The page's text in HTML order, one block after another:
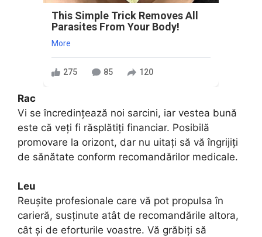
This Simple Trick Removes All
Parasites From Your Body!
More
275 85 120
Rac
Vi se încredințează noi sarcini, iar vestea bună
este că veți fi răsplătiți financiar. Posibilă
promovare la orizont, dar nu uitați să vă îngrijiți
de sănătate conform recomandărilor medicale.
Leu
Reușite profesionale care vă pot propulsa în
carieră, susținute atât de recomandările altora,
cât și de eforturile voastre. Vă grăbiți să